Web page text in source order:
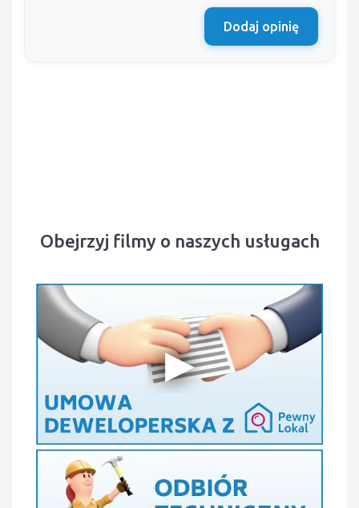
Dodaj opinię
Obejrzyj filmy o naszych usługach